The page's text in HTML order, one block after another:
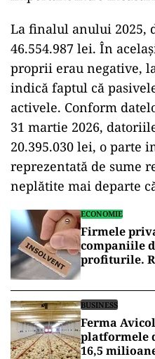
La finalul anului 2025,
46.554.987 lei. În
proprii erau negative,
indică faptul că
activele. Conform
31 martie 2026,
20.395.030 lei, o parte
reprezentată de sume
neplătite mai departe
ECONOMIE
Firmele
companiile
profiturile.
BUSINESS
Ferma
platformele
16,5